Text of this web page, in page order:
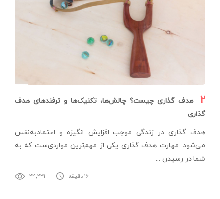
۲
هدف گذاری چیست؟ چالش‌ها، تکنیک‌ها و ترفندهای هدف
گذاری
هدف گذاری در زندگی موجب افزایش انگیزه و اعتماد‌به‌نفس
می‌شود. مهارت هدف گذاری یکی از مهم‌ترین مواردی‌ست که به
شما در رسیدن ...
۲۴,۲۳۱ | ۱۶ دقیقه